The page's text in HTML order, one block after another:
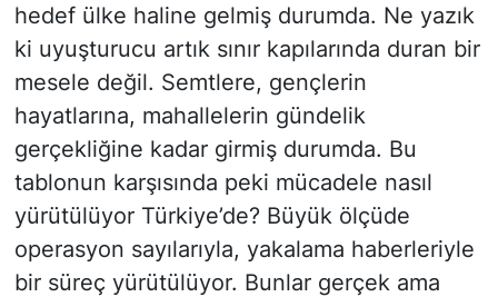
hedef ülke haline gelmiş durumda. Ne yazık
ki uyuşturucu artık sınır kapılarında duran bir
mesele değil. Semtlere, gençlerin
hayatlarına, mahallelerin gündelik
gerçekliğine kadar girmiş durumda. Bu
tablonun karşısında peki mücadele nasıl
yürütülüyor Türkiye’de? Büyük ölçüde
operasyon sayılarıyla, yakalama haberleriyle
bir süreç yürütülüyor. Bunlar gerçek ama